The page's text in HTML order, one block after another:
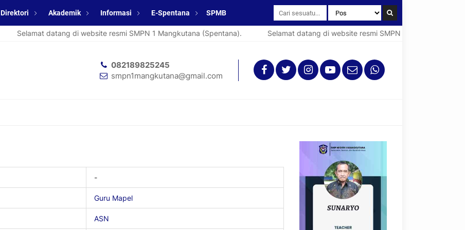
Direktori Akademik Informasi E-Spentana SPMB
Selamat datang di website resmi SMPN 1 Mangkutana (Spentana). Selamat datang di website resmi SMPN 1 Mangkutana
082189825245
smpn1mangkutana@gmail.com
-
Guru Mapel
ASN